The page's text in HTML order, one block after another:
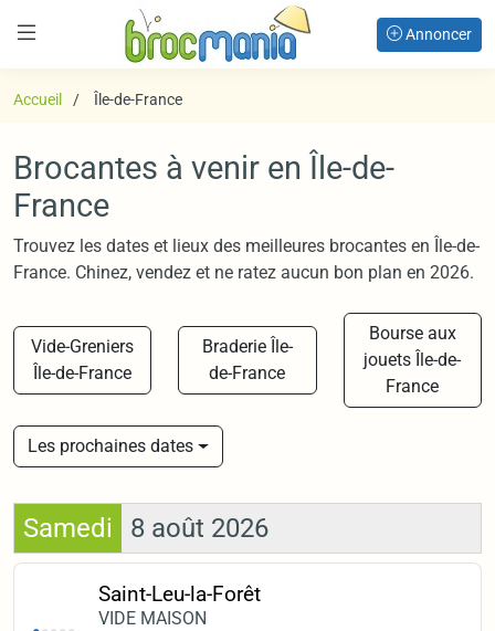
Annoncer
Accueil Île-de-France
Brocantes à venir en Île-de-
France
Trouvez les dates et lieux des meilleures brocantes en Île-de-
France. Chinez, vendez et ne ratez aucun bon plan en 2026.
Vide-Greniers
Île-de-France
Braderie Île-
de-France
Bourse aux
jouets Île-de-
France
Les prochaines dates
Samedi 8 août 2026
Saint-Leu-la-Forêt
VIDE MAISON